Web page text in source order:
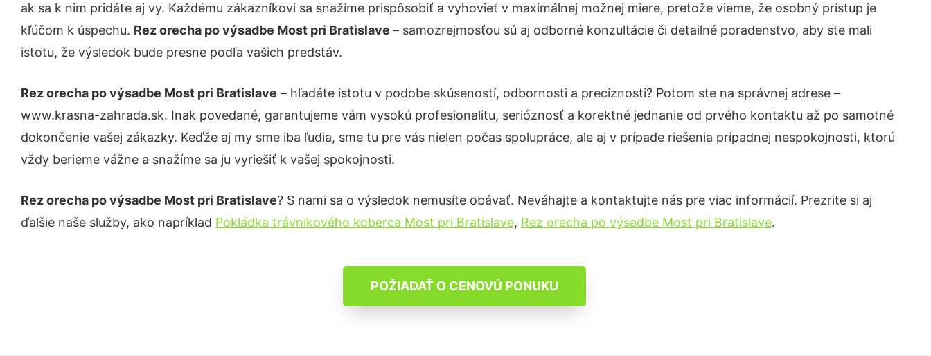
ak sa k nim pridáte aj vy. Každému zákazníkovi sa snažíme prispôsobiť a vyhovieť v maximálnej možnej miere, pretože vieme, že osobný prístup je
kľúčom k úspechu. Rez orecha po výsadbe Most pri Bratislave – samozrejmosťou sú aj odborné konzultácie či detailné poradenstvo, aby ste mali
istotu, že výsledok bude presne podľa vašich predstáv.
Rez orecha po výsadbe Most pri Bratislave – hľadáte istotu v podobe skúseností, odbornosti a precíznosti? Potom ste na správnej adrese –
www.krasna-zahrada.sk. Inak povedané, garantujeme vám vysokú profesionalitu, serióznosť a korektné jednanie od prvého kontaktu až po samotné
dokončenie vašej zákazky. Keďže aj my sme iba ľudia, sme tu pre vás nielen počas spolupráce, ale aj v prípade riešenia prípadnej nespokojnosti, ktorú
vždy berieme vážne a snažíme sa ju vyriešiť k vašej spokojnosti.
Rez orecha po výsadbe Most pri Bratislave? S nami sa o výsledok nemusíte obávať. Neváhajte a kontaktujte nás pre viac informácií. Prezrite si aj
ďalšie naše služby, ako napríklad Pokládka trávnikového koberca Most pri Bratislave, Rez orecha po výsadbe Most pri Bratislave.
POŽIADAŤ O CENOVÚ PONUKU